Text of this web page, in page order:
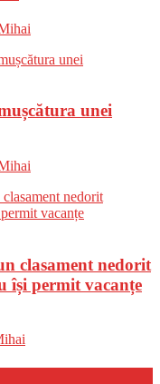
unei
clasament nedorit
își permit vacanțe